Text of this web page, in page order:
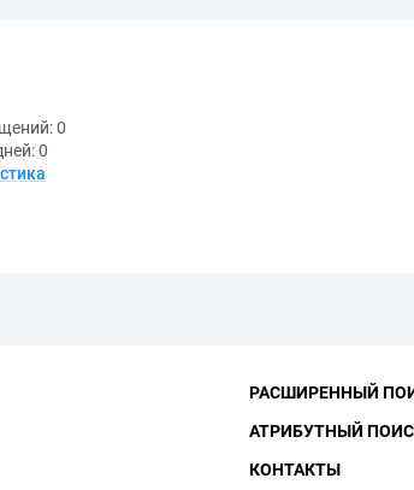
0
0
РАСШИРЕННЫЙ
АТРИБУТНЫЙ
КОНТАКТЫ